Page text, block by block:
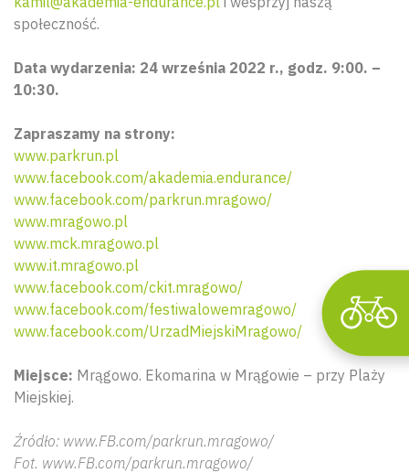
społeczność.
Data wydarzenia: 24 września 2022 r., godz. 9:00. –
10:30.
Zapraszamy na strony:
www.parkrun.pl
www.facebook.com/akademia.endurance/
www.facebook.com/parkrun.mragowo/
www.mragowo.pl
www.mck.mragowo.pl
www.it.mragowo.pl
www.facebook.com/ckit.mragowo/
www.facebook.com/festiwalowemragowo/
www.facebook.com/UrzadMiejskiMragowo/
Miejsce: Mrągowo. Ekomarina w Mrągowie – przy Plaży
Miejskiej.
Źródło: www.FB.com/parkrun.mragowo/
Fot. www.FB.com/parkrun.mragowo/